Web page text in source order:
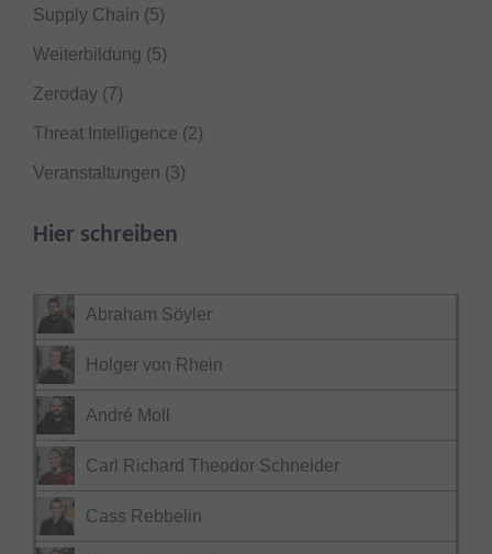
Supply Chain (5)
Weiterbildung (5)
Zeroday (7)
Threat Intelligence (2)
Veranstaltungen (3)
Hier schreiben
Abraham Söyler
Holger von Rhein
André Moll
Carl Richard Theodor Schneider
Cass Rebbelin